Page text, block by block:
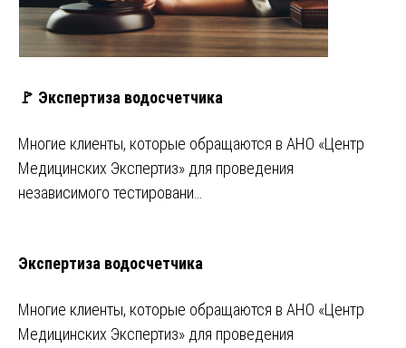
🚩 Экспертиза водосчетчика
Многие клиенты, которые обращаются в АНО «Центр
Медицинских Экспертиз» для проведения
независимого тестировани…
Экспертиза водосчетчика
Многие клиенты, которые обращаются в АНО «Центр
Медицинских Экспертиз» для проведения